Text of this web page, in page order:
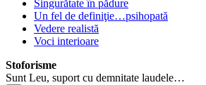
Singurătate în pădure
Un fel de definiţie…psihopată
Vedere realistă
Voci interioare
Stoforisme
Sunt Leu, suport cu demnitate laudele…